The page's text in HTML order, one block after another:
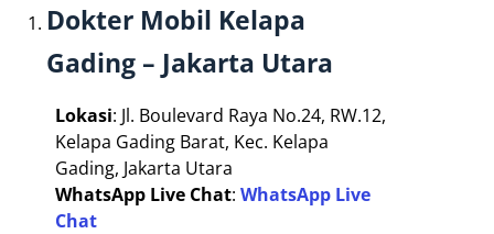
Dokter Mobil Kelapa
Gading – Jakarta Utara
Lokasi: Jl. Boulevard Raya No.24, RW.12,
Kelapa Gading Barat, Kec. Kelapa
Gading, Jakarta Utara
WhatsApp Live Chat: WhatsApp Live
Chat